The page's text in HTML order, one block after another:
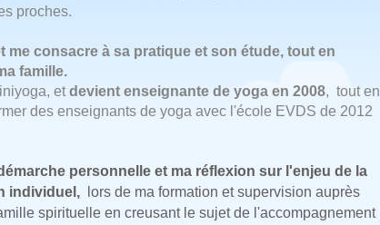
proches.
me consacre à sa pratique et son étude, tout en
famille.
et devient enseignante de yoga en 2008, tout en
des enseignants de yoga avec l'école EVDS de 2012
personnelle et ma réflexion sur l'enjeu de la
individuel, lors de ma formation et supervision auprès
spirituelle en creusant le sujet de l'accompagnement